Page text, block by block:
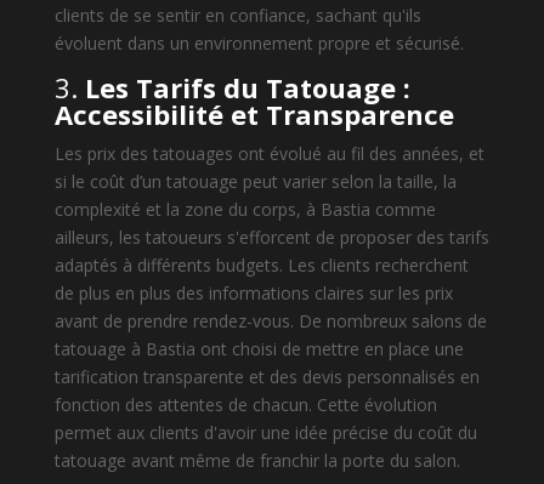
clients de se sentir en confiance, sachant qu'ils
évoluent dans un environnement propre et sécurisé.
3. Les Tarifs du Tatouage :
Accessibilité et Transparence
Les prix des tatouages ont évolué au fil des années, et
si le coût d’un tatouage peut varier selon la taille, la
complexité et la zone du corps, à Bastia comme
ailleurs, les tatoueurs s'efforcent de proposer des tarifs
adaptés à différents budgets. Les clients recherchent
de plus en plus des informations claires sur les prix
avant de prendre rendez-vous. De nombreux salons de
tatouage à Bastia ont choisi de mettre en place une
tarification transparente et des devis personnalisés en
fonction des attentes de chacun. Cette évolution
permet aux clients d'avoir une idée précise du coût du
tatouage avant même de franchir la porte du salon.